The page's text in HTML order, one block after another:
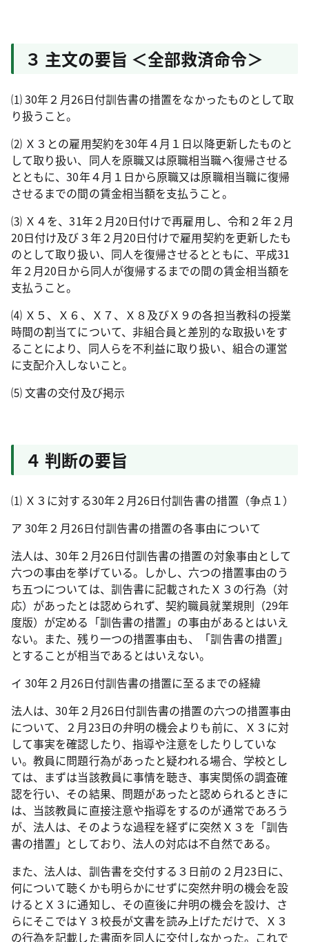
３ 主文の要旨 ＜全部救済命令＞
⑴30年２月26日付訓告書の措置をなかったものとして取
り扱うこと。
⑵ Ｘ３との雇用契約を30年４月１日以降更新したものと
して取り扱い、同人を原職又は原職相当職へ復帰させる
とともに、30年４月１日から原職又は原職相当職に復帰
させるまでの間の賃金相当額を支払うこと。
⑶ Ｘ４を、31年２月20日付けで再雇用し、令和２年２月
20日付け及び３年２月20日付けで雇用契約を更新したも
のとして取り扱い、同人を復帰させるとともに、平成31
年２月20日から同人が復帰するまでの間の賃金相当額を
支払うこと。
⑷ Ｘ５、Ｘ６、Ｘ７、Ｘ８及びＸ９の各担当教科の授業
時間の割当てについて、非組合員と差別的な取扱いをす
ることにより、同人らを不利益に取り扱い、組合の運営
に支配介入しないこと。
⑸ 文書の交付及び掲示
４ 判断の要旨
⑴ Ｘ３に対する30年２月26日付訓告書の措置（争点１）
ア30年２月26日付訓告書の措置の各事由について
法人は、30年２月26日付訓告書の措置の対象事由として
六つの事由を挙げている。しかし、六つの措置事由のう
ち五つについては、訓告書に記載されたＸ３の行為（対
応）があったとは認められず、契約職員就業規則（29年
度版）が定める「訓告書の措置」の事由があるとはいえ
ない。また、残り一つの措置事由も、「訓告書の措置」
とすることが相当であるとはいえない。
イ30年２月26日付訓告書の措置に至るまでの経緯
法人は、30年２月26日付訓告書の措置の六つの措置事由
について、２月23日の弁明の機会よりも前に、Ｘ３に対
して事実を確認したり、指導や注意をしたりしていな
い。教員に問題行為があったと疑われる場合、学校とし
ては、まずは当該教員に事情を聴き、事実関係の調査確
認を行い、その結果、問題があったと認められるときに
は、当該教員に直接注意や指導をするのが通常であろう
が、法人は、そのような過程を経ずに突然Ｘ３を「訓告
書の措置」としており、法人の対応は不自然である。
また、法人は、訓告書を交付する３日前の２月23日に、
何について聴くかも明らかにせずに突然弁明の機会を設
けるとＸ３に通知し、その直後に弁明の機会を設け、さ
らにそこではＹ３校長が文書を読み上げただけで、Ｘ３
の行為を記載した書面を同人に交付しなかった。これで